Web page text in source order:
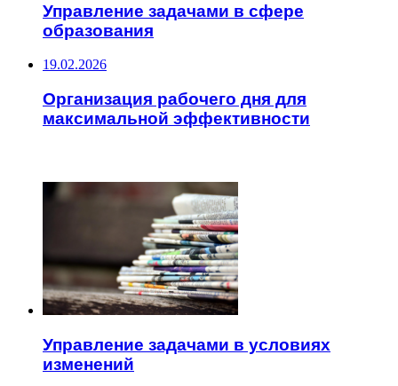
Управление задачами в сфере
образования
19.02.2026
Организация рабочего дня для
максимальной эффективности
Управление задачами в условиях
изменений